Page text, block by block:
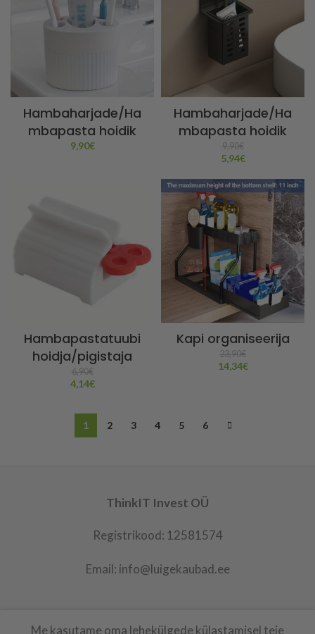
Hambaharjade/Ha
mbapasta hoidik
9,90€
Hambaharjade/Ha
mbapasta hoidik
9,90€
5,94€
Hambapastatuubi
hoidja/pigistaja
6,90€
4,14€
Kapi organiseerija
23,90€
14,34€
1 2 3 4 5 6
ThinkIT Invest OÜ
Registrikood: 12581574
Email: info@luigekaubad.ee
LUIGEKAUBAD 2021
Me kasutame oma lehekülgede külastamisel teie